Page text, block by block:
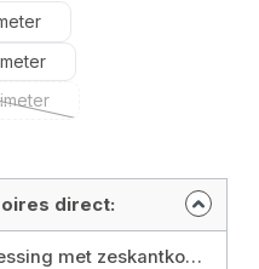
(Deze optie is momenteel niet
direct:
Dubbele nippel 1/2" messing met zeskantkop Maat: 1/2 inch